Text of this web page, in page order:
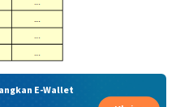
E-Wallet